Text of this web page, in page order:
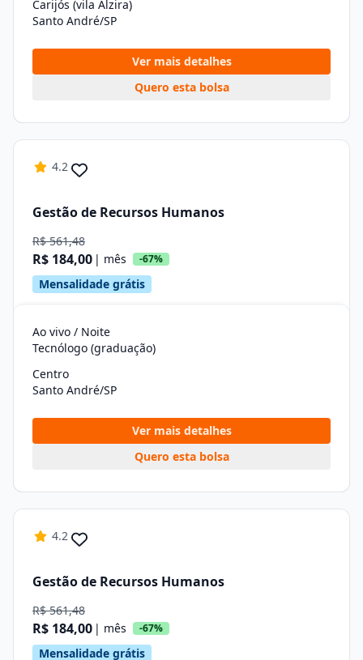
Carijós (vila Alzira)
Santo André/SP
Ver mais detalhes
Quero esta bolsa
4.2
Gestão de Recursos Humanos
R$ 561,48
R$ 184,00 | mês -67%
Mensalidade grátis
Ao vivo / Noite
Tecnólogo (graduação)
Centro
Santo André/SP
Ver mais detalhes
Quero esta bolsa
4.2
Gestão de Recursos Humanos
R$ 561,48
R$ 184,00 | mês -67%
Mensalidade grátis